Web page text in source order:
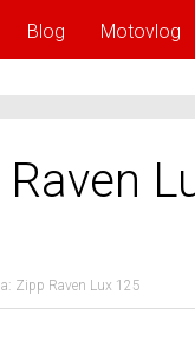
Blog Motovlog
Zipp Raven Lux 125